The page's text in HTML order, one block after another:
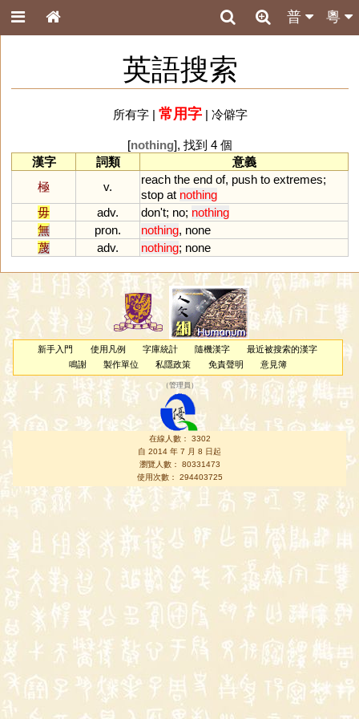
粵
普
英語搜索
所有字| 常用字| 冷僻字
[nothing], 找到 4 個
漢字
詞類
意義
極
v.
reach the end of, push to extremes;
stop at nothing
毋
adv. don't; no; nothing
無
pron. nothing, none
蔑
adv. nothing; none
新手入門 使用凡例 字庫統計 隨機漢字
最近被搜索的漢字
鳴謝
製作單位 私隱政策 免責聲明 意見簿
（管理員 ）
在線人數： 3302
自 2014 年 7 月 8 日起
瀏覽人數： 80331473
使用次數： 294403725